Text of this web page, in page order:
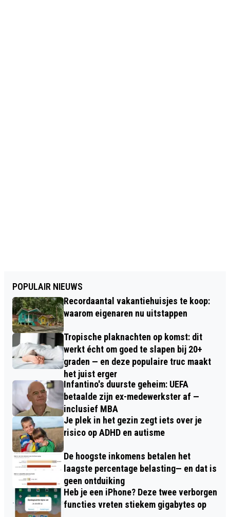
POPULAIR NIEUWS
Recordaantal vakantiehuisjes te koop:
waarom eigenaren nu uitstappen
Tropische plaknachten op komst: dit
werkt écht om goed te slapen bij 20+
graden — en deze populaire truc maakt
het juist erger
Infantino's duurste geheim: UEFA
betaalde zijn ex-medewerkster af —
inclusief MBA
Je plek in het gezin zegt iets over je
risico op ADHD en autisme
De hoogste inkomens betalen het
laagste percentage belasting— en dat is
geen ontduiking
Heb je een iPhone? Deze twee verborgen
functies vreten stiekem gigabytes op